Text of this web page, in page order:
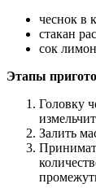
чеснок в
стакан
сок
Этапы
Головку
Залить